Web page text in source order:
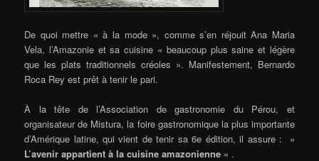
De quoi mettre « à la mode », comme s’en réjouit Ana Maria
Vela, l’Amazonie et sa cuisine « beaucoup plus saine et légère
que les plats traditionnels créoles ». Manifestement, Bernardo
Roca Rey est prêt à tenir le pari.
À la tête de l’Association de gastronomie du Pérou, et
organisateur de Mistura, la foire gastronomique la plus importante
d’Amérique latine, qui vient de tenir sa 6e édition, il assure : »
L’avenir appartient à la cuisine amazonienne « .